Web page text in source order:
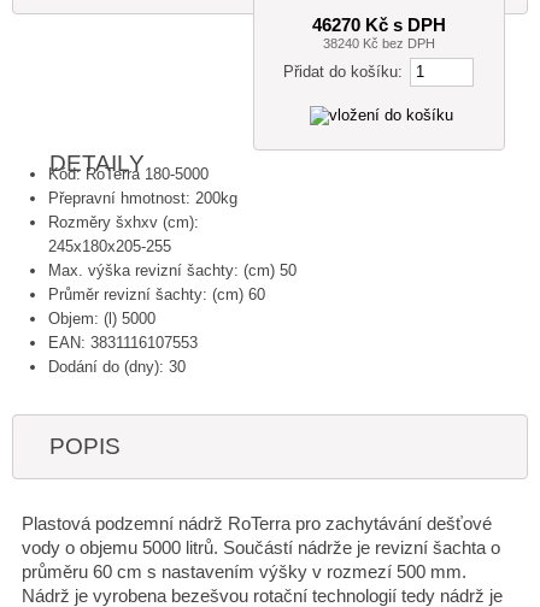
46270 Kč s DPH
38240 Kč bez DPH
Přidat do košíku:
DETAILY
Kód: RoTerra 180-5000
Přepravní hmotnost: 200kg
Rozměry šxhxv (cm):
245x180x205-255
Max. výška revizní šachty: (cm) 50
Průměr revizní šachty: (cm) 60
Objem: (l) 5000
EAN: 3831116107553
Dodání do (dny): 30
POPIS
Plastová podzemní nádrž RoTerra pro zachytávání dešťové
vody o objemu 5000 litrů. Součástí nádrže je revizní šachta o
průměru 60 cm s nastavením výšky v rozmezí 500 mm.
Nádrž je vyrobena bezešvou rotační technologií tedy nádrž je